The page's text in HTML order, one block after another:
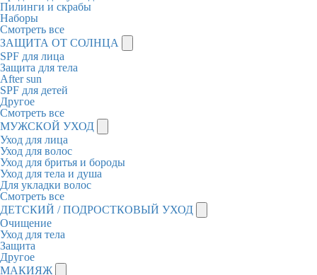
Пилинги и скрабы
Наборы
Смотреть все
ЗАЩИТА ОТ СОЛНЦА
SPF для лица
Защита для тела
After sun
SPF для детей
Другое
Смотреть все
МУЖСКОЙ УХОД
Уход для лица
Уход для волос
Уход для бритья и бороды
Уход для тела и душа
Для укладки волос
Смотреть все
ДЕТСКИЙ / ПОДРОСТКОВЫЙ УХОД
Очищение
Уход для тела
Защита
Другое
МАКИЯЖ